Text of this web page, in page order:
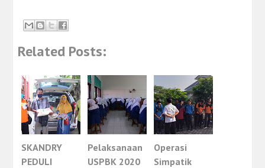
Related Posts:
SKANDRY
PEDULI
Pelaksanaan
USPBK 2020
Operasi
Simpatik